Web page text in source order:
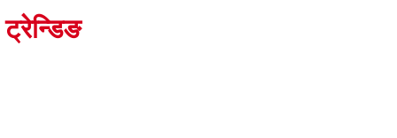
ट्रेन्डिङ